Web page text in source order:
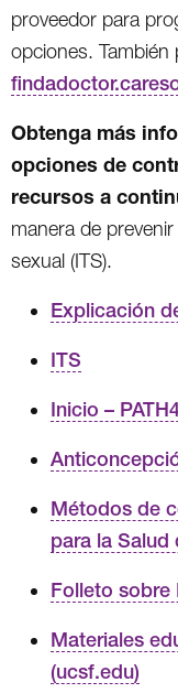
proveedor para
opciones.
Obtenga más
opciones de
recursos a
manera de
sexual (ITS).
Explicación
ITS
Inicio –
Métodos de
para la Salud
Folleto sobre
Materiales
(ucsf.edu)